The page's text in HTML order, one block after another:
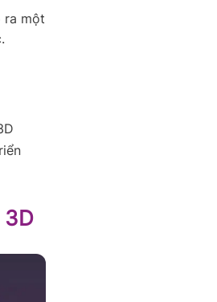
ra một
3D